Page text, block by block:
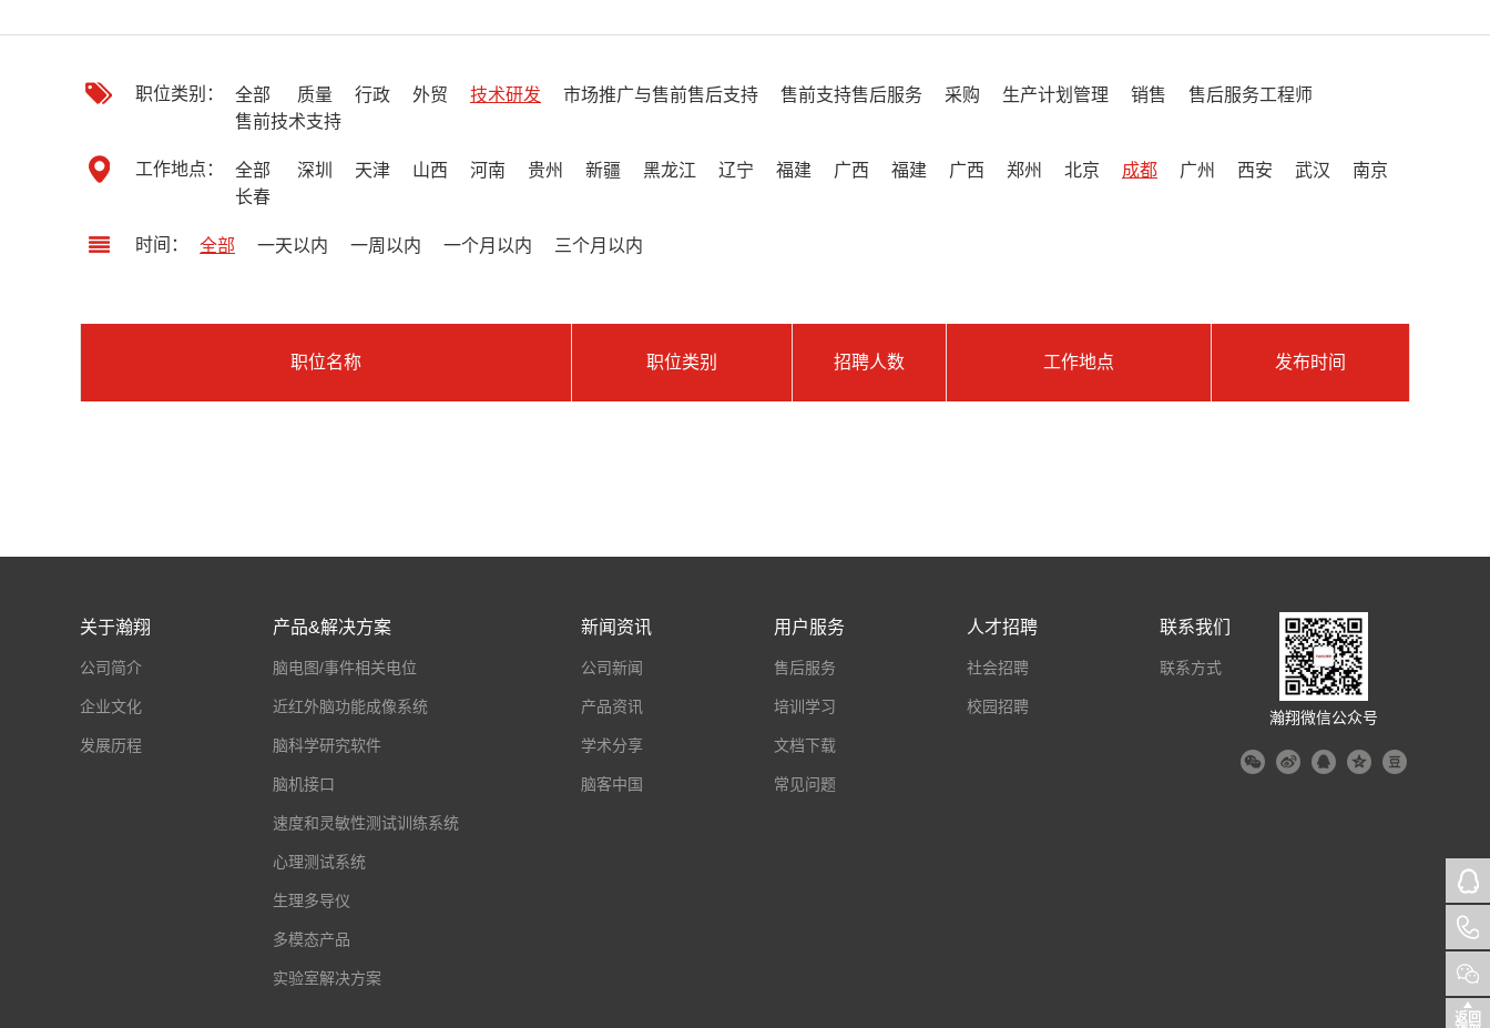
职位类别： 全部 质量 行政 外贸 技术研发 市场推广与售前售后支持 售前支持售后服务 采购 生产计划管理 销售
售后服务工程师
售前技术支持
工作地点： 全部 深圳 天津 山西 河南 贵州 新疆 黑龙江 辽宁 福建 广西 福建 广西 郑州 北京 成都 广州 西安 武汉
南京
长春
时间： 全部 一天以内 一周以内 一个月以内 三个月以内
职位名称 职位类别 招聘人数 工作地点 发布时间
瀚翔微信公众号
关于瀚翔
公司简介
企业文化
发展历程
产品&解决方案
脑电图/事件相关电位
近红外脑功能成像系统
脑科学研究软件
脑机接口
速度和灵敏性测试训练系统
心理测试系统
生理多导仪
多模态产品
实验室解决方案
新闻资讯
公司新闻
产品资讯
学术分享
脑客中国
用户服务
售后服务
培训学习
文档下载
常见问题
人才招聘
社会招聘
校园招聘
联系我们
联系方式
返回